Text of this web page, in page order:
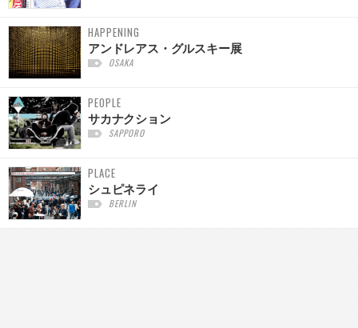
HAPPENING
アンドレアス・グルスキー展
OSAKA
PEOPLE
サカナクション
SAPPORO
PLACE
シュピネライ
BERLIN